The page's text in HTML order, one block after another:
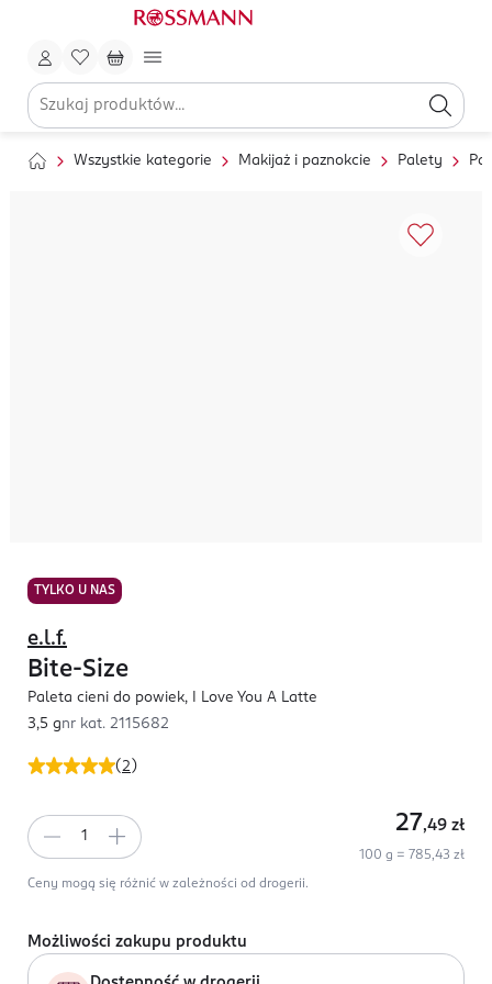
Wszystkie kategorie Makijaż i paznokcie Palety
TYLKO U NAS
(2 )
e.l.f.
Bite-Size
Paleta cieni do powiek, I Love You A Latte
3,5 gnr kat. 2115682
27,49 zł
100 g = 785,43 zł
Ceny mogą się różnić w zależności od drogerii.
Możliwości zakupu produktu